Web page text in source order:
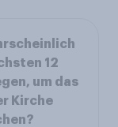
12
um das
Kirche